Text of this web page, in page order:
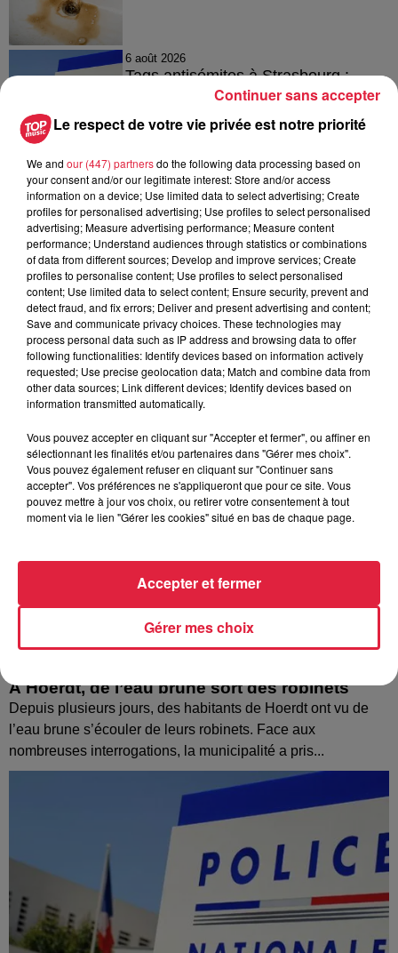
6 août 2026
Tags antisémites à Strasbourg :
Catherine Trautmann réagit
6 août 2026
Au zoo de Mulhouse : rencontre
avec les flamants rouges
À découvrir également
À Hoerdt, de l’eau brune sort des robinets
Depuis plusieurs jours, des habitants de Hoerdt ont vu de
l’eau brune s’écouler de leurs robinets. Face aux
nombreuses interrogations, la municipalité a pris...
Le respect de votre vie privée est notre priorité
We and our (447) partnersdo the following data processing based on
your consent and/or our legitimate interest: Store and/or access
information on a device; Use limited data to select advertising; Create
profiles for personalised advertising; Use profiles to select personalised
advertising; Measure advertising performance; Measure content
performance; Understand audiences through statistics or combinations
of data from different sources; Develop and improve services; Create
profiles to personalise content; Use profiles to select personalised
content; Use limited data to select content; Ensure security, prevent and
detect fraud, and fix errors; Deliver and present advertising and content;
Save and communicate privacy choices. These technologies may
process personal data such as IP address and browsing data to offer
following functionalities: Identify devices based on information actively
requested; Use precise geolocation data; Match and combine data from
other data sources; Link different devices; Identify devices based on
information transmitted automatically.
Vous pouvez accepter en cliquant sur "Accepter et fermer", ou affiner en
sélectionnant les finalités et/ou partenaires dans "Gérer mes choix".
Vous pouvez également refuser en cliquant sur "Continuer sans
accepter". Vos préférences ne s'appliqueront que pour ce site. Vous
pouvez mettre à jour vos choix, ou retirer votre consentement à tout
moment via le lien "Gérer les cookies" situé en bas de chaque page.
Gérer mes choix
Accepter et fermer
Continuer sans accepter